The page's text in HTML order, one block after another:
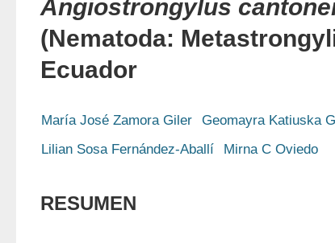
Angiostrongylus
(Nematoda:
Ecuador
María José Zamora Giler
Geomayra Katiuska
Lilian Sosa Fernández-Aballí
Mirna C Oviedo
RESUMEN